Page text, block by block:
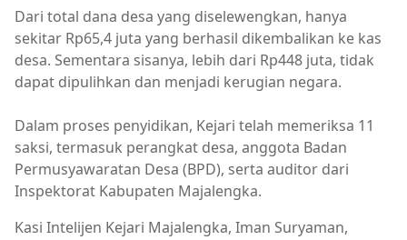
Dari total dana desa yang diselewengkan, hanya
sekitar Rp65,4 juta yang berhasil dikembalikan ke kas
desa. Sementara sisanya, lebih dari Rp448 juta, tidak
dapat dipulihkan dan menjadi kerugian negara.
Dalam proses penyidikan, Kejari telah memeriksa 11
saksi, termasuk perangkat desa, anggota Badan
Permusyawaratan Desa (BPD), serta auditor dari
Inspektorat Kabupaten Majalengka.
Kasi Intelijen Kejari Majalengka, Iman Suryaman,